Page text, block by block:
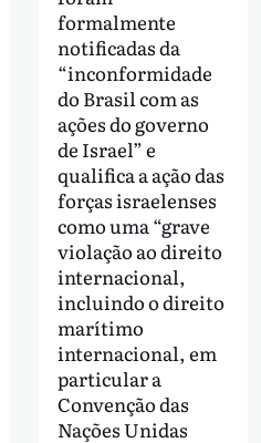
formalmente
notificadas da
“inconformidade
do Brasil com as
ações do governo
de Israel” e
qualifica a ação das
forças israelenses
como uma “grave
violação ao direito
internacional,
incluindo o direito
marítimo
internacional, em
particular a
Convenção das
Nações Unidas